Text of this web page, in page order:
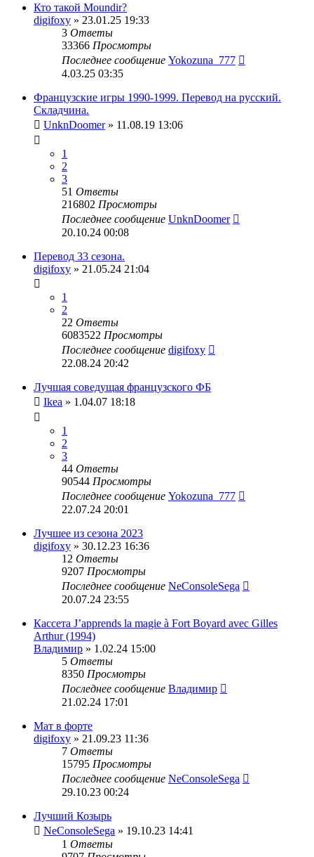
Кто такой Moundir?
digifoxy » 23.01.25 19:33
3 Ответы
33366 Просмотры
Последнее сообщение Yokozuna_777
4.03.25 03:35
Французские игры 1990-1999. Перевод на русский.
Складчина.
UnknDoomer» 11.08.19 13:06
1
2
3
51 Ответы
216802 Просмотры
Последнее сообщение UnknDoomer
20.10.24 00:08
Перевод 33 сезона.
digifoxy » 21.05.24 21:04
1
2
22 Ответы
6083522 Просмотры
Последнее сообщение digifoxy
22.08.24 20:42
Лучшая соведущая французского ФБ
Ikea » 1.04.07 18:18
1
2
3
44 Ответы
90544 Просмотры
Последнее сообщение Yokozuna_777
22.07.24 20:01
Лучшее из сезона 2023
digifoxy » 30.12.23 16:36
12 Ответы
9207 Просмотры
Последнее сообщение NeConsoleSega
20.07.24 23:55
Кассета J’apprends la magie à Fort Boyard avec Gilles
Arthur (1994)
Владимир » 1.02.24 15:00
5 Ответы
8350 Просмотры
Последнее сообщение Владимир
21.02.24 17:01
Мат в форте
digifoxy » 21.09.23 11:36
7 Ответы
15795 Просмотры
Последнее сообщение NeConsoleSega
29.10.23 00:24
Лучший Козырь
NeConsoleSega » 19.10.23 14:41
1 Ответы